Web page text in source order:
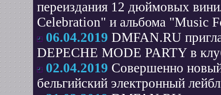
переиздания 12 дюймовых
Celebration" и альбома "Music
06.04.2019 DMFAN.RU
DEPECHE MODE PARTY в
02.04.2019 Совершенно
бельгийский электронный